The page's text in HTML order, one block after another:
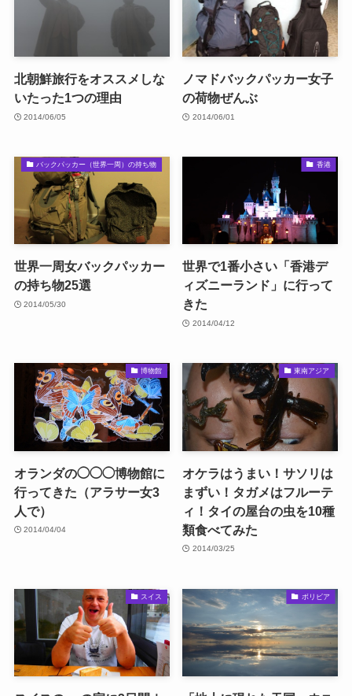
北朝鮮旅行をオススメしな
いたった1つの理由
2014/06/05
ノマドバックパッカー女子
の荷物ぜんぶ
2014/06/01
バックパッカー（世界一周）の持ち物
世界一周女バックパッカー
の持ち物25選
2014/05/30
香港
世界で1番小さい「香港デ
ィズニーランド」に行って
きた
2014/04/12
博物館
オランダの◯◯◯博物館に
行ってきた（アラサー女3
人で）
2014/04/04
東南アジア
オケラはうまい！サソリは
まずい！タガメはフルーテ
ィ！タイの屋台の虫を10種
類食べてみた
2014/03/25
スイス ボリビア